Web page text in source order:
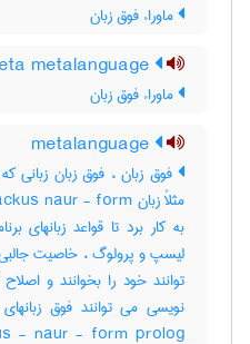
ماوراء فوق زبان
ماوراء فوق زبان
فوق زبان ، فوق زبان زبانی
به کار برد تا قواعد زبانهای
لیسپ و پرولوگ ، خاصیت
توانند خود را بخوانند و